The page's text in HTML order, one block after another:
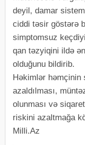
deyil, damar
ciddi təsir göstərə
simptomsuz
qan təzyiqini ildə
olduğunu bildirib.
Həkimlər həmçinin
azaldılması,
olunması və
riskini azaltmağa
Milli.Az